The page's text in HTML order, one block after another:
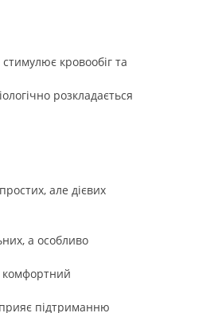
кровообіг та
розкладається
але дієвих
а особливо
комфортний
підтриманню